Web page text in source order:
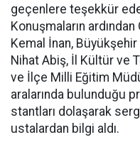
geçenlere teşekkür
Konuşmaların
Kemal İnan,
Nihat Abiş, İl Kültür ve
ve İlçe Milli Eğitim
aralarında bulunduğu
stantları dolaşarak
ustalardan bilgi aldı.